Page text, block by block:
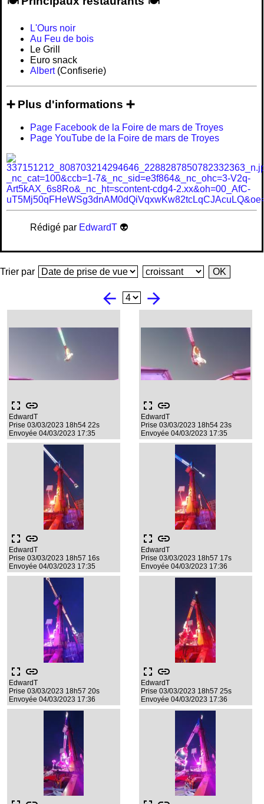
L'Ours noir
Au Feu de bois
Le Grill
Euro snack
Albert(Confiserie)
➕ Plus d'informations ➕
Page Facebook de la Foire de mars de Troyes
Page YouTube de la Foire de mars de Troyes
Rédigé par EdwardT 👽
Trier par
arrow_back arrow_forward
fullscreen link
EdwardT
Prise 03/03/2023 18h54 22s
Envoyée 04/03/2023 17:35
fullscreen link
EdwardT
Prise 03/03/2023 18h54 23s
Envoyée 04/03/2023 17:35
fullscreen link
EdwardT
Prise 03/03/2023 18h57 16s
Envoyée 04/03/2023 17:35
fullscreen link
EdwardT
Prise 03/03/2023 18h57 17s
Envoyée 04/03/2023 17:36
fullscreen link
EdwardT
Prise 03/03/2023 18h57 20s
Envoyée 04/03/2023 17:36
fullscreen link
EdwardT
Prise 03/03/2023 18h57 25s
Envoyée 04/03/2023 17:36